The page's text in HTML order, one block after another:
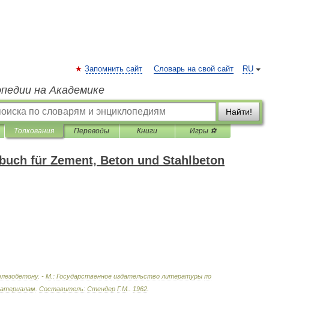
RU
Запомнить сайт Словарь на свой сайт
на Академике
Найти!
Толкования Переводы Книги Игры ⚽
für Zement, Beton und Stahlbeton
. - М : Государственное издательство литературы по
Составитель: Стендер Г.М 1962